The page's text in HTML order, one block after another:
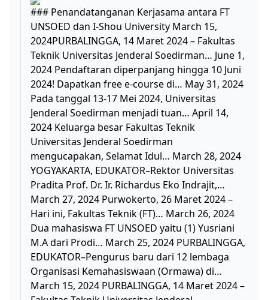
### Penandatanganan Kerjasama antara FT
UNSOED dan I-Shou University March 15,
2024PURBALINGGA, 14 Maret 2024 – Fakultas
Teknik Universitas Jenderal Soedirman… June 1,
2024 Pendaftaran diperpanjang hingga 10 Juni
2024! Dapatkan free e-course di… May 31, 2024
Pada tanggal 13-17 Mei 2024, Universitas
Jenderal Soedirman menjadi tuan… April 14,
2024 Keluarga besar Fakultas Teknik
Universitas Jenderal Soedirman
mengucapakan, Selamat Idul… March 28, 2024
YOGYAKARTA, EDUKATOR–Rektor Universitas
Pradita Prof. Dr. Ir. Richardus Eko Indrajit,…
March 27, 2024 Purwokerto, 26 Maret 2024 –
Hari ini, Fakultas Teknik (FT)… March 26, 2024
Dua mahasiswa FT UNSOED yaitu (1) Yusriani
M.A dari Prodi… March 25, 2024 PURBALINGGA,
EDUKATOR–Pengurus baru dari 12 lembaga
Organisasi Kemahasiswaan (Ormawa) di…
March 15, 2024 PURBALINGGA, 14 Maret 2024 –